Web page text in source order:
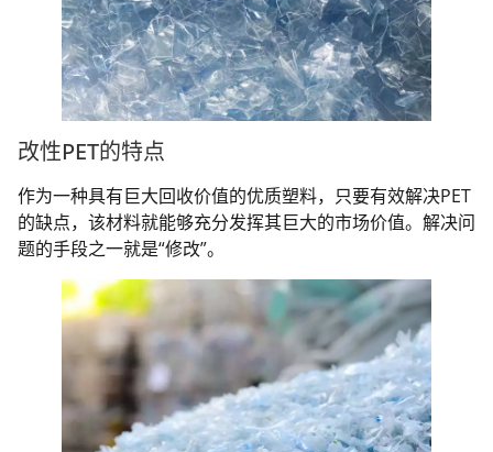
改性PET的特点
作为一种具有巨大回收价值的优质塑料，只要有效解决PET
的缺点，该材料就能够充分发挥其巨大的市场价值。解决问
题的手段之一就是“修改”。